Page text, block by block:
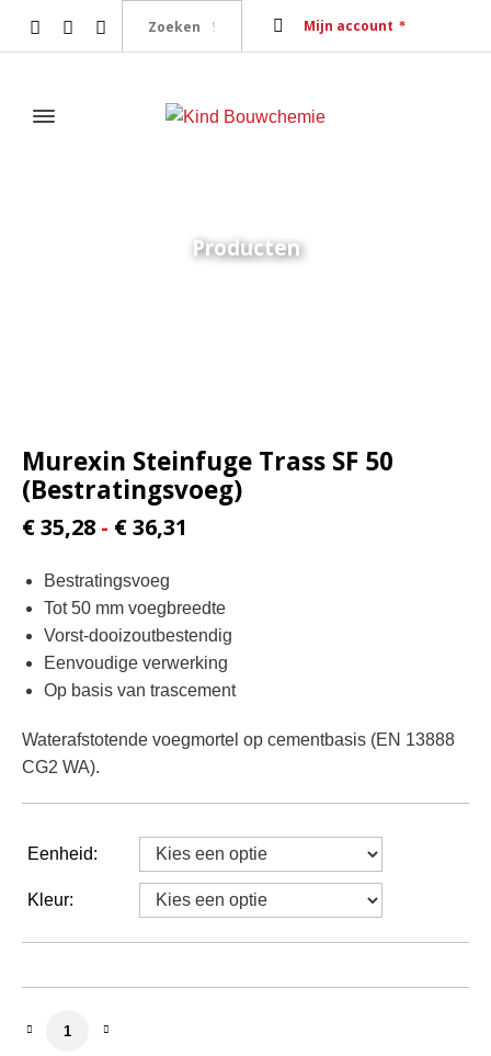
Mijn account
Producten
Murexin Steinfuge Trass SF 50
(Bestratingsvoeg)
€35,28 - €36,31
tot
€ 36,31
Bestratingsvoeg
Tot 50 mm voegbreedte
Vorst-dooizoutbestendig
Eenvoudige verwerking
Op basis van trascement
Waterafstotende voegmortel op cementbasis (EN 13888
CG2 WA).
Eenheid:
Kleur:
Murexin Steinfuge Trass SF 50 (Bestratingsvoeg)